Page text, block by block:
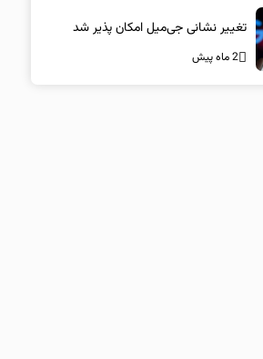
تغییر نشانی جی‌میل امکان پذیر شد
2 ماه پیش